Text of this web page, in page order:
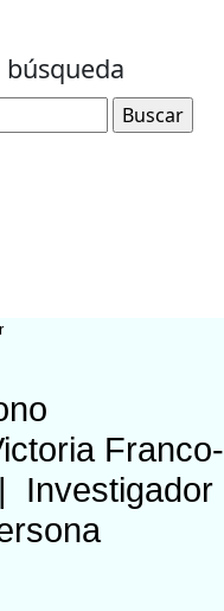
Franco-
Investigador